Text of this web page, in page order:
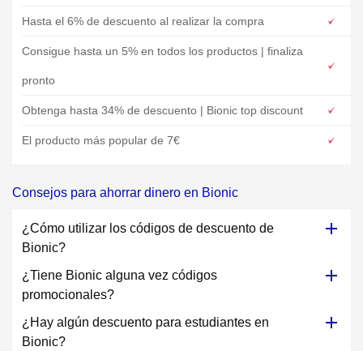
Hasta el 6% de descuento al realizar la compra
Consigue hasta un 5% en todos los productos | finaliza
pronto
Obtenga hasta 34% de descuento | Bionic top discount
El producto más popular de 7€
Consejos para ahorrar dinero en Bionic
¿Cómo utilizar los códigos de descuento de
Bionic?
¿Tiene Bionic alguna vez códigos
promocionales?
¿Hay algún descuento para estudiantes en
Bionic?